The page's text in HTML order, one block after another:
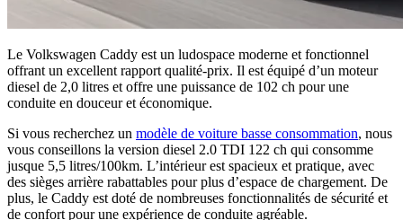
Le Volkswagen Caddy est un ludospace moderne et fonctionnel
offrant un excellent rapport qualité-prix. Il est équipé d’un moteur
diesel de 2,0 litres et offre une puissance de 102 ch pour une
conduite en douceur et économique.
Si vous recherchez un modèle de voiture basse consommation, nous
vous conseillons la version diesel 2.0 TDI 122 ch qui consomme
jusque 5,5 litres/100km. L’intérieur est spacieux et pratique, avec
des sièges arrière rabattables pour plus d’espace de chargement. De
plus, le Caddy est doté de nombreuses fonctionnalités de sécurité et
de confort pour une expérience de conduite agréable.